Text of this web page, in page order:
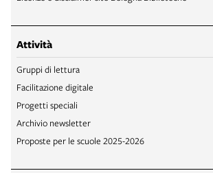
Attività
Gruppi di lettura
Facilitazione digitale
Progetti speciali
Archivio newsletter
Proposte per le scuole 2025-2026